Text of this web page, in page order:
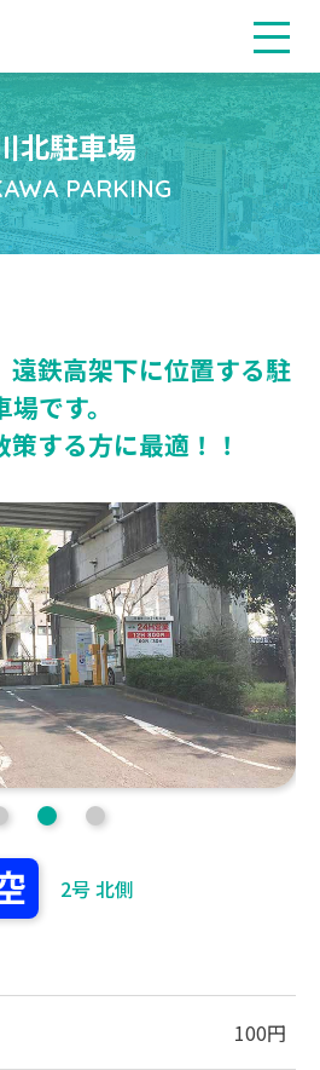
北駐車場
PARKING
遠鉄高架下に位置する駐
場です。
する方に最適！！
2号 北側
100円